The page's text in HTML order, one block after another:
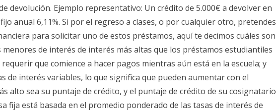
devolución. Ejemplo representativo: Un crédito de 5.000€ a devolver en
anual 6,11%. Si por el regreso a clases, o por cualquier otro, pretendes
para solicitar uno de estos préstamos, aquí te decimos cuáles son
menores de interés de interés más altas que los préstamos estudiantiles
que comience a hacer pagos mientras aún está en la escuela; y
de interés variables, lo que significa que pueden aumentar con el
alto sea su puntaje de crédito, y el puntaje de crédito de su cosignatario
fija está basada en el promedio ponderado de las tasas de interés de